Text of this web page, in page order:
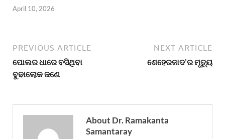
April 10, 2026
PREVIOUS ARTICLE
ପୋଲର ଧାରେ ବସିଥିବା
ବୁଢାଲୋକ ଜଣେ
NEXT ARTICLE
ଶେହେରଜାଦ’ର ମୃତ୍ୟୁ
About Dr. Ramakanta
Samantaray